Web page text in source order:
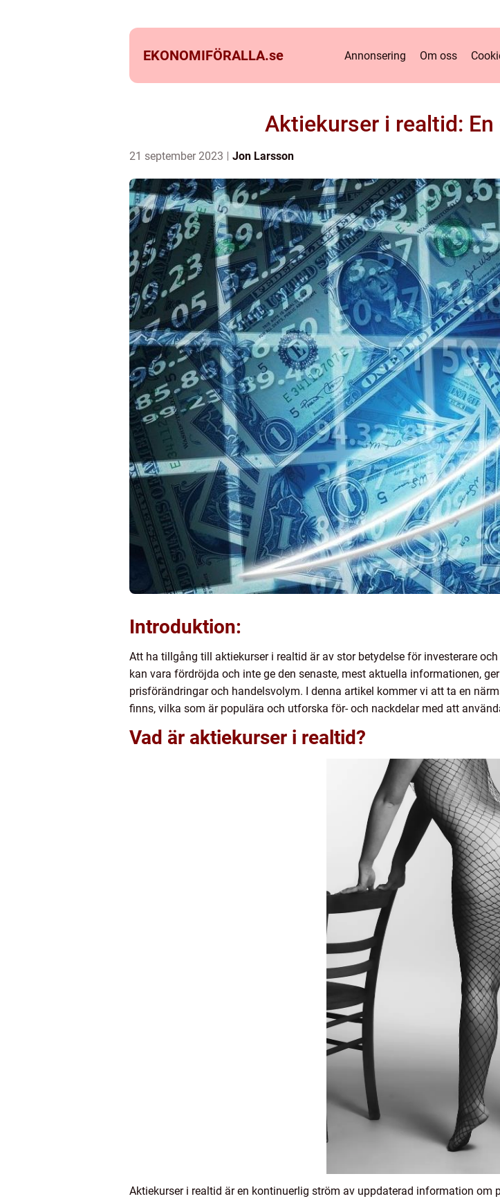
EKONOMIFÖRALLA.se Annonsering Om oss
Aktiekurser i realtid:
21 september 2023 Jon Larsson
Introduktion:
Att ha tillgång till aktiekurser i realtid är av stor betydelse för investerare
kan vara fördröjda och inte ge den senaste, mest aktuella informationen,
prisförändringar och handelsvolym. I denna artikel kommer vi att ta en
finns, vilka som är populära och utforska för- och nackdelar med att
Vad är aktiekurser i realtid?
Aktiekurser i realtid är en kontinuerlig ström av uppdaterad information om